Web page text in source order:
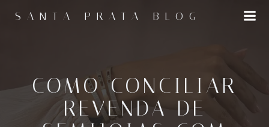
para
SANTA PRATA BLOG
COMO CONCILIAR
REVENDA DE